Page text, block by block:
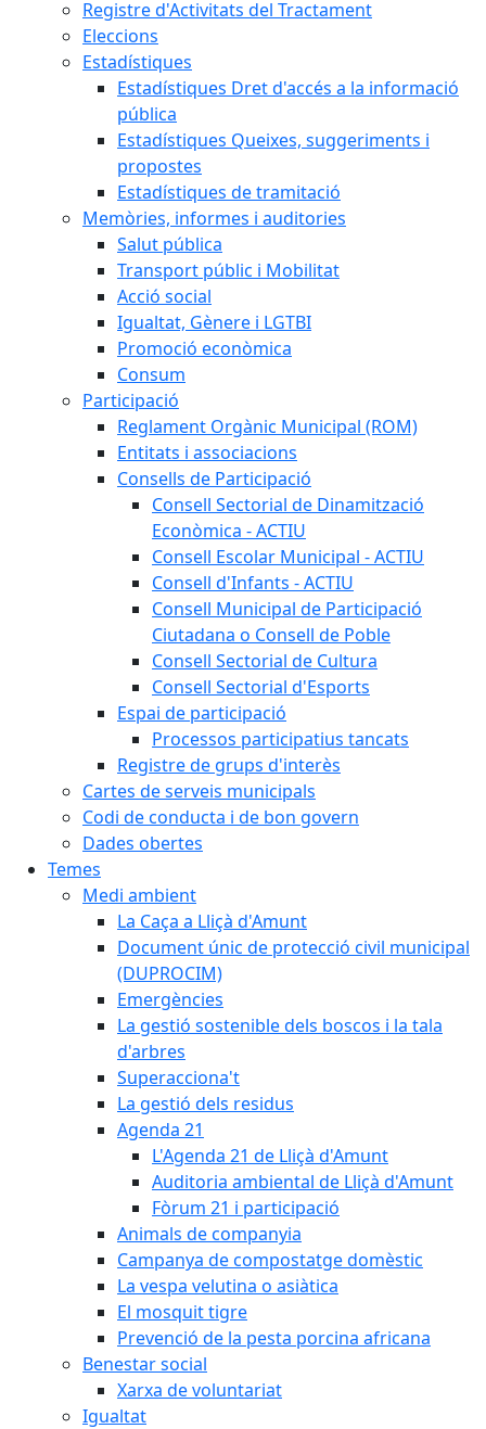
Registre d'Activitats del Tractament
Eleccions
Estadístiques
Estadístiques Dret d'accés a la informació
pública
Estadístiques Queixes, suggeriments i
propostes
Estadístiques de tramitació
Memòries, informes i auditories
Salut pública
Transport públic i Mobilitat
Acció social
Igualtat, Gènere i LGTBI
Promoció econòmica
Consum
Participació
Reglament Orgànic Municipal (ROM)
Entitats i associacions
Consells de Participació
Consell Sectorial de Dinamització
Econòmica - ACTIU
Consell Escolar Municipal - ACTIU
Consell d'Infants - ACTIU
Consell Municipal de Participació
Ciutadana o Consell de Poble
Consell Sectorial de Cultura
Consell Sectorial d'Esports
Espai de participació
Processos participatius tancats
Registre de grups d'interès
Cartes de serveis municipals
Codi de conducta i de bon govern
Dades obertes
Temes
Medi ambient
La Caça a Lliçà d'Amunt
Document únic de protecció civil municipal
(DUPROCIM)
Emergències
La gestió sostenible dels boscos i la tala
d'arbres
Superacciona't
La gestió dels residus
Agenda 21
L'Agenda 21 de Lliçà d'Amunt
Auditoria ambiental de Lliçà d'Amunt
Fòrum 21 i participació
Animals de companyia
Campanya de compostatge domèstic
La vespa velutina o asiàtica
El mosquit tigre
Prevenció de la pesta porcina africana
Benestar social
Xarxa de voluntariat
Igualtat